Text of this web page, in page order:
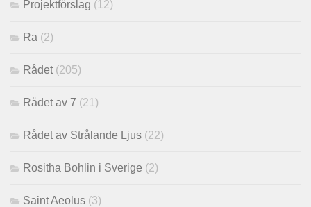
Projektförslag (12)
Ra (2)
Rådet (205)
Rådet av 7 (21)
Rådet av Strålande Ljus (22)
Rositha Bohlin i Sverige (2)
Saint Aeolus (3)